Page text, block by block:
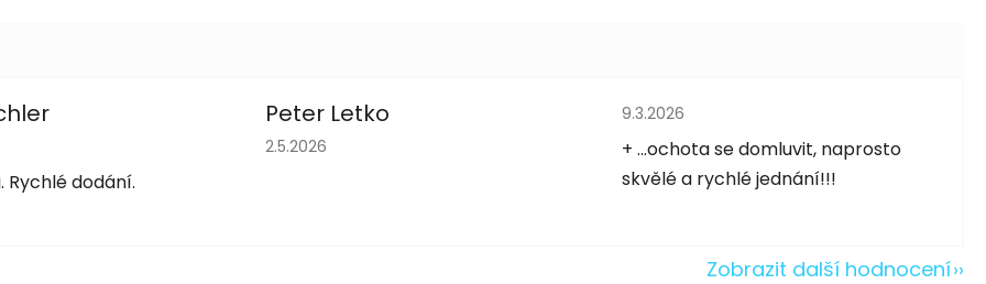
je 5 z 5 hvězdiček.
Rychlé dodání.
Peter Letko
Hodnocení obchodu je 5 z 5 hvězdiček.
2.5.2026
Hodnocení obchodu je 5 z 5 hvězdiček.
9.3.2026
+ ...ochota se domluvit, naprosto
skvělé a rychlé jednání!!!
Zobrazit další hodnocení